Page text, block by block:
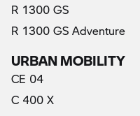
R 1300 GS
R 1300 GS Adventure
URBAN MOBILITY
CE 04
C 400 X